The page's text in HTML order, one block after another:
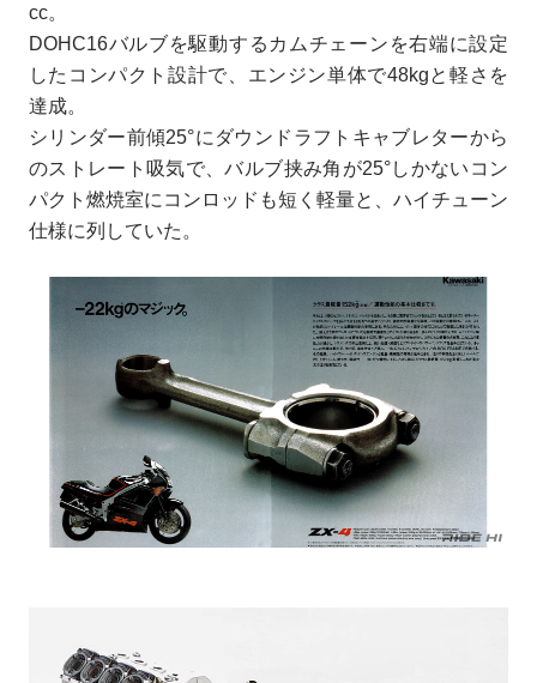
cc。
DOHC16バルブを駆動するカムチェーンを右端に設定
したコンパクト設計で、エンジン単体で48kgと軽さを
達成。
シリンダー前傾25°にダウンドラフトキャブレターから
のストレート吸気で、バルブ挟み角が25°しかないコン
パクト燃焼室にコンロッドも短く軽量と、ハイチューン
仕様に列していた。